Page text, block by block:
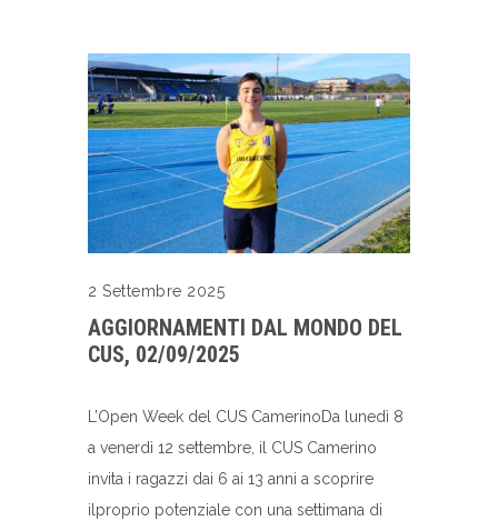
2 Settembre 2025
AGGIORNAMENTI DAL MONDO DEL
CUS, 02/09/2025
L’Open Week del CUS CamerinoDa lunedì 8
a venerdì 12 settembre, il CUS Camerino
invita i ragazzi dai 6 ai 13 anni a scoprire
ilproprio potenziale con una settimana di